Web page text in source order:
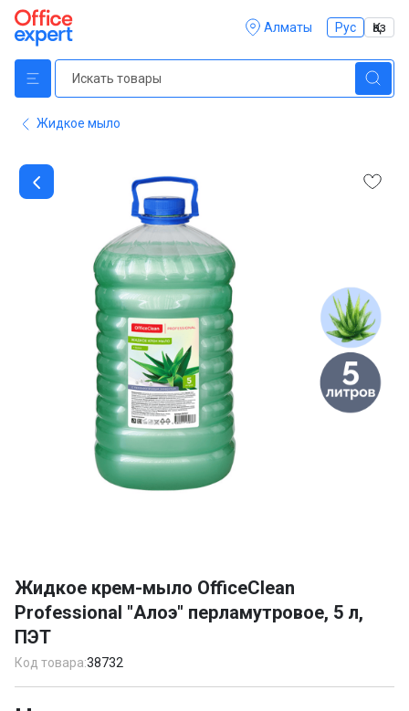
Алматы Рус Қаз
Жидкое мыло
of
1
Жидкое крем-мыло OfficeClean
Professional "Алоэ" перламутровое, 5 л,
ПЭТ
Код товара:38732